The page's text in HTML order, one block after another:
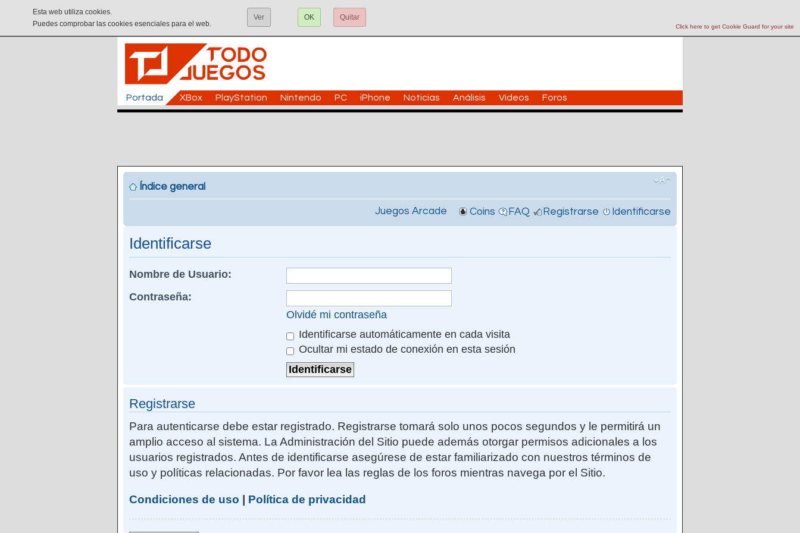
Click here to get Cookie Guard for your site
Esta web utiliza cookies.
Puedes comprobar las cookies esenciales para el web.
Ver OK Quitar
Portada XBox PlayStation Nintendo PC iPhone Noticias Análisis Vídeos Foros
Índice general
Juegos Arcade Coins FAQ Registrarse Identificarse
Identificarse
Nombre de Usuario:
Contraseña:
Olvidé mi contraseña
Identificarse automáticamente en cada visita
Ocultar mi estado de conexión en esta sesión
Registrarse
Para autenticarse debe estar registrado. Registrarse tomará solo unos pocos segundos y le permitirá un
amplio acceso al sistema. La Administración del Sitio puede además otorgar permisos adicionales a los
usuarios registrados. Antes de identificarse asegúrese de estar familiarizado con nuestros términos de
uso y políticas relacionadas. Por favor lea las reglas de los foros mientras navega por el Sitio.
Condiciones de uso Política de privacidad